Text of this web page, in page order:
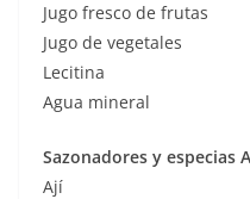
Jugo fresco de frutas
Jugo de vegetales
Lecitina
Agua mineral
Sazonadores y especias
Ají